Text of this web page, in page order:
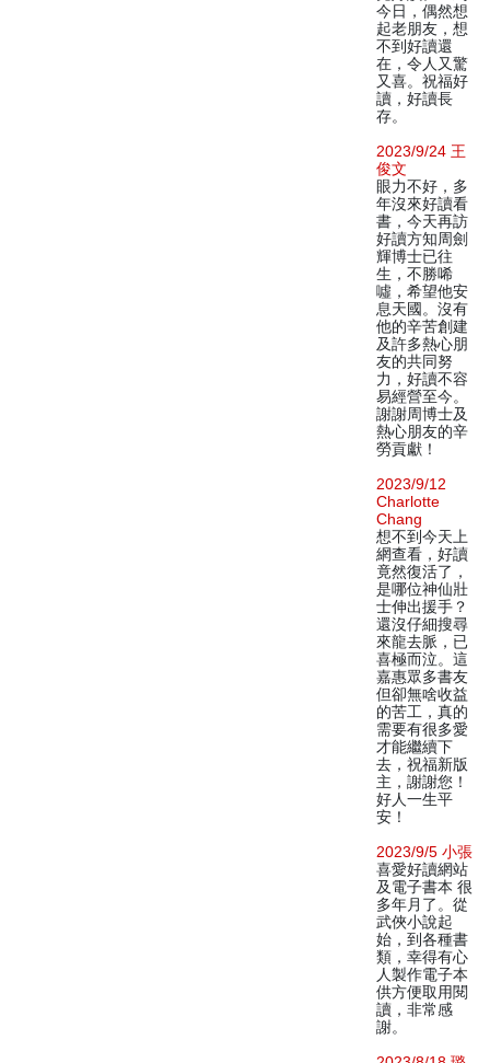
今日，偶然想
起老朋友，想
不到好讀還
在，令人又驚
又喜。祝福好
讀，好讀長
存。
2023/9/24 王
俊文
眼力不好，多
年沒來好讀看
書，今天再訪
好讀方知周劍
輝博士已往
生，不勝唏
噓，希望他安
息天國。沒有
他的辛苦創建
及許多熱心朋
友的共同努
力，好讀不容
易經營至今。
謝謝周博士及
熱心朋友的辛
勞貢獻！
2023/9/12
Charlotte
Chang
想不到今天上
網查看，好讀
竟然復活了，
是哪位神仙壯
士伸出援手？
還沒仔細搜尋
來龍去脈，已
喜極而泣。這
嘉惠眾多書友
但卻無啥收益
的苦工，真的
需要有很多愛
才能繼續下
去，祝福新版
主，謝謝您！
好人一生平
安！
2023/9/5 小張
喜愛好讀網站
及電子書本 很
多年月了。從
武俠小說起
始，到各種書
類，幸得有心
人製作電子本
供方便取用閱
讀，非常感
謝。